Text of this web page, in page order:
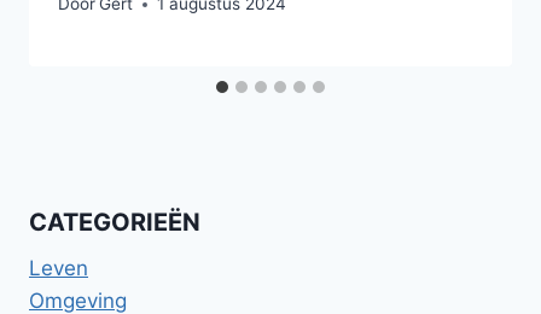
CATEGORIEËN
Leven
Omgeving